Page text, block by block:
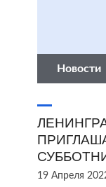
Новости
19 Апреля